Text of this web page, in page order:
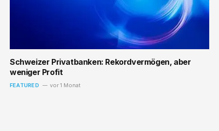
Schweizer Privatbanken: Rekordvermögen, aber
weniger Profit
FEATURED vor 1 Monat